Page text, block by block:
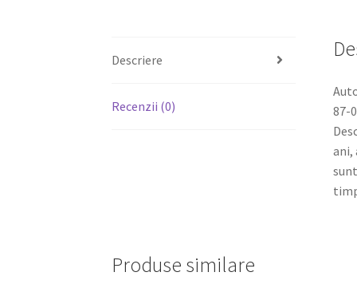
Descriere
Recenzii (0)
87-
ani,
Produse similare